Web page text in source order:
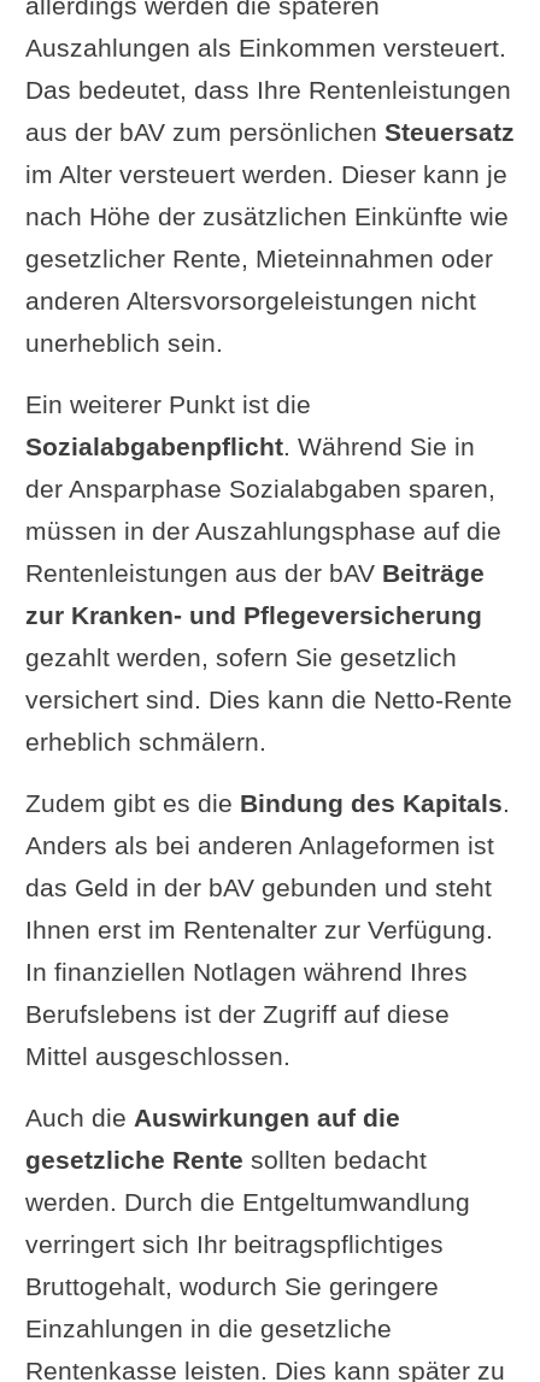
Auszahlungen als Einkommen versteuert.
Das bedeutet, dass Ihre Rentenleistungen
aus der bAV zum persönlichen Steuersatz
im Alter versteuert werden. Dieser kann je
nach Höhe der zusätzlichen Einkünfte wie
gesetzlicher Rente, Mieteinnahmen oder
anderen Altersvorsorgeleistungen nicht
unerheblich sein.
Ein weiterer Punkt ist die
Sozialabgabenpflicht. Während Sie in
der Ansparphase Sozialabgaben sparen,
müssen in der Auszahlungsphase auf die
Rentenleistungen aus der bAV Beiträge
zur Kranken- und Pflegeversicherung
gezahlt werden, sofern Sie gesetzlich
versichert sind. Dies kann die Netto-Rente
erheblich schmälern.
Zudem gibt es die Bindung des Kapitals.
Anders als bei anderen Anlageformen ist
das Geld in der bAV gebunden und steht
Ihnen erst im Rentenalter zur Verfügung.
In finanziellen Notlagen während Ihres
Berufslebens ist der Zugriff auf diese
Mittel ausgeschlossen.
Auch die Auswirkungen auf die
gesetzliche Rente sollten bedacht
werden. Durch die Entgeltumwandlung
verringert sich Ihr beitragspflichtiges
Bruttogehalt, wodurch Sie geringere
Einzahlungen in die gesetzliche
Rentenkasse leisten. Dies kann später zu